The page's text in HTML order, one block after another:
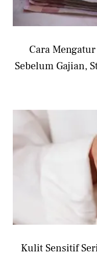
Cara
Sebelum Gajian,
Kulit Sensitif